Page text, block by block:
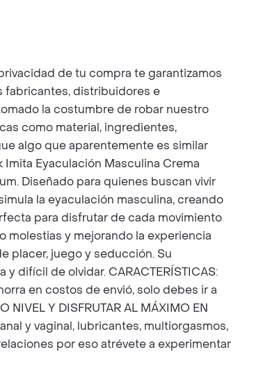
de tu compra te garantizamos
fabricantes, distribuidores e
la costumbre de robar nuestro
como material, ingredientes,
algo que aparentemente es similar
Eyaculación Masculina Crema
Diseñado para quienes buscan vivir
la eyaculación masculina, creando
para disfrutar de cada movimiento
molestias y mejorando la experiencia
placer, juego y seducción. Su
difícil de olvidar. CARACTERÍSTICAS:
en costos de envió, solo debes ir a
Y DISFRUTAR AL MÁXIMO EN
y vaginal, lubricantes, multiorgasmos,
por eso atrévete a experimentar